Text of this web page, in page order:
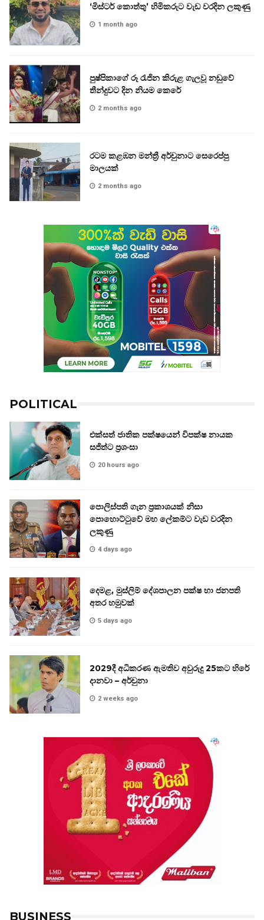
‘මිස්ටර් කොත්තු’ හිමිකරුට වැඩ වරදින ලකුණු
1 month ago
පුෂ්පිකාගේ රූ රැජින කිරුළ ගැලවූ නඩුවේ
තීන්දුවට දින නියම කෙරේ
2 months ago
රටම කළඹන මන්ත්‍රී අර්චුනාට සෙරෙප්පු
මාලයක්
2 months ago
POLITICAL
එක්සත් ජාතික පක්ෂයෙන් විපක්ෂ නායක
සජිත්ට ප්‍රශංසා
20 hours ago
පොලිස්පති ගැන ප්‍රකාශයක් නිසා
පොහොට්ටුවේ මහ ලේකම්ට වැඩ වරදින
ලකුණු
4 days ago
දෙමළ, මුස්ලිම් දේශපාලන පක්ෂ හා ජනපති
අතර හමුවක්
5 days ago
2029දී අධිකරණ ඇමතිව අවුරුදු 25කට හිරේ
දානවා – අර්චුනා
2 weeks ago
BUSINESS